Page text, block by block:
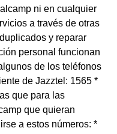
ni en cualquier
a través de otras
y reparar
personal funcionan
de los teléfonos
de Jazztel: 1565 *
que para las
que quieran
a estos números: *